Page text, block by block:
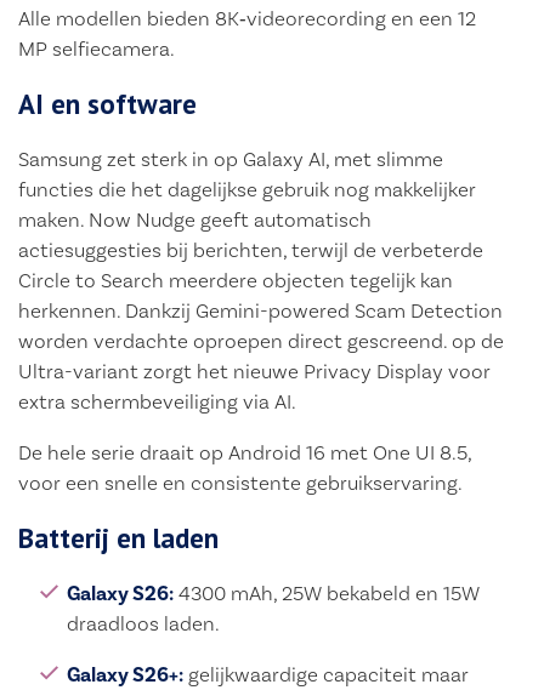
Alle modellen bieden 8K‑videorecording en een 12
MP selfiecamera.
AI en software
Samsung zet sterk in op Galaxy AI, met slimme
functies die het dagelijkse gebruik nog makkelijker
maken. Now Nudge geeft automatisch
actiesuggesties bij berichten, terwijl de verbeterde
Circle to Search meerdere objecten tegelijk kan
herkennen. Dankzij Gemini-powered Scam Detection
worden verdachte oproepen direct gescreend. op de
Ultra-variant zorgt het nieuwe Privacy Display voor
extra schermbeveiliging via AI.
De hele serie draait op Android 16 met One UI 8.5,
voor een snelle en consistente gebruikservaring.
Batterij en laden
Galaxy S26:4300 mAh, 25W bekabeld en 15W
draadloos laden.
Galaxy S26+:gelijkwaardige capaciteit maar